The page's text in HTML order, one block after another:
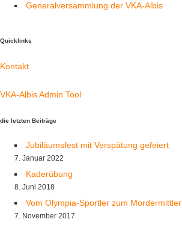
Generalversammlung der VKA-Albis
Quicklinks
Kontakt
VKA-Albis Admin Tool
die letzten Beiträge
Jubiläumsfest mit Verspätung gefeiert
7. Januar 2022
Kaderübung
8. Juni 2018
Vom Olympia-Sportler zum Mordermittler
7. November 2017